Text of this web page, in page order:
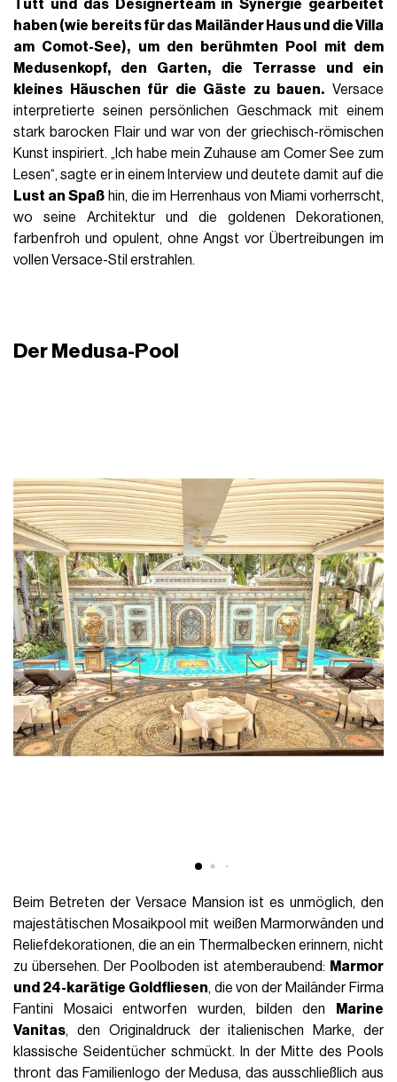
Tutt und das Designerteam in Synergie gearbeitet
haben (wie bereits für das Mailänder Haus und die Villa
am Comot-See), um den
berühmten Pool mit dem
Medusenkopf, den Garten, die Terrasse und ein
kleines Häuschen für die Gäste zu bauen. Versace
interpretierte seinen persönlichen Geschmack mit einem
stark barocken Flair und war von der griechisch-römischen
Kunst inspiriert. „Ich habe mein Zuhause am Comer See zum
Lesen“, sagte er in einem Interview und deutete damit auf die
Lust an Spaßhin, die im Herrenhaus von Miami vorherrscht,
wo seine Architektur und die goldenen Dekorationen,
farbenfroh und opulent, ohne Angst vor Übertreibungen im
vollen Versace-Stil erstrahlen.
Der Medusa-Pool
Beim Betreten der Versace Mansion ist es unmöglich, den
majestätischen Mosaikpool mit weißen Marmorwänden und
Reliefdekorationen, die an ein Thermalbecken erinnern, nicht
zu übersehen. Der Poolboden ist atemberaubend: Marmor
und 24-karätige Goldfliesen, die von der Mailänder Firma
Fantini Mosaici entworfen wurden, bilden den
Marine
Vanitas, den Originaldruck der italienischen Marke, der
klassische Seidentücher schmückt.
In der Mitte des Pools
thront das Familienlogo der Medusa, das ausschließlich aus